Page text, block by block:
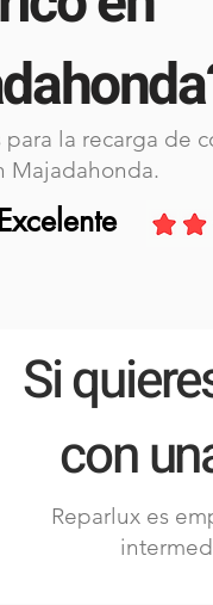
para la recarga de
Majadahonda.
Si
con
Reparlux es